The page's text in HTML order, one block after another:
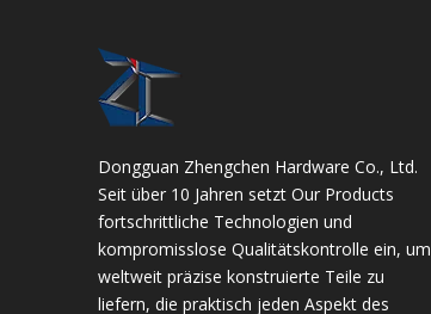
Dongguan Zhengchen Hardware Co., Ltd.
Seit über 10 Jahren setzt Our Products
fortschrittliche Technologien und
kompromisslose Qualitätskontrolle ein, um
weltweit präzise konstruierte Teile zu
liefern, die praktisch jeden Aspekt des